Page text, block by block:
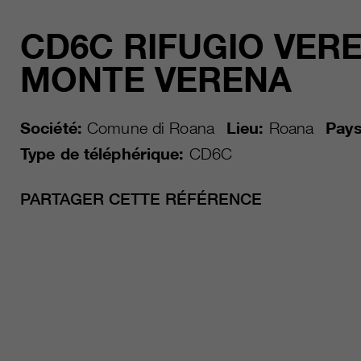
CD6C RIFUGIO
MONTE VERENA
Société: Comune di Roana Lieu: Roana
Type de téléphérique: CD6C
PARTAGER CETTE RÉFÉRENCE